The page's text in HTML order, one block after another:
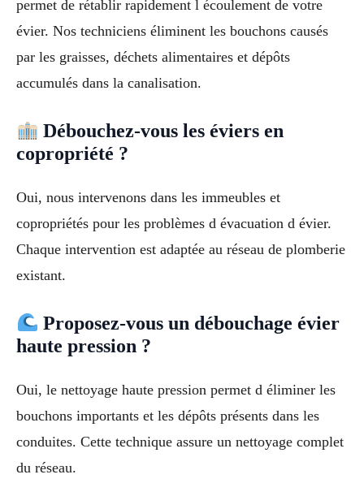
permet de rétablir rapidement l écoulement de votre
évier. Nos techniciens éliminent les bouchons causés
par les graisses, déchets alimentaires et dépôts
accumulés dans la canalisation.
Débouchez-vous les éviers en
copropriété ?
Oui, nous intervenons dans les immeubles et
copropriétés pour les problèmes d évacuation d évier.
Chaque intervention est adaptée au réseau de plomberie
existant.
Proposez-vous un débouchage évier
haute pression ?
Oui, le nettoyage haute pression permet d éliminer les
bouchons importants et les dépôts présents dans les
conduites. Cette technique assure un nettoyage complet
du réseau.